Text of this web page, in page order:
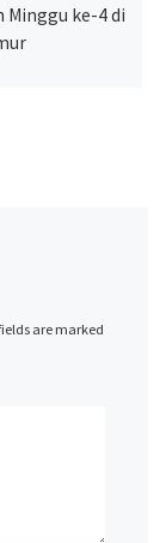
Minggu ke-4 di
are marked